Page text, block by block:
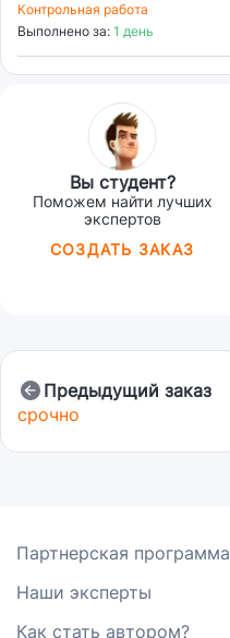
Контрольная работа
Выполнено за: 1 день
Вы студент?
Поможем найти лучших
экспертов
СОЗДАТЬ ЗАКАЗ
Предыдущий заказ
срочно
Партнерская программа
Наши эксперты
Как стать автором?